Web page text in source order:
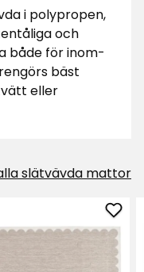
i polypropen,
och
både för inom-
bäst
eller
slätvävda mattor
Lägg
till